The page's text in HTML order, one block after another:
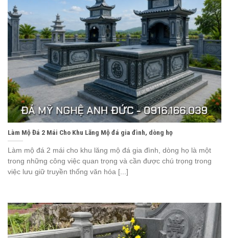
Làm Mộ Đá 2 Mái Cho Khu Lăng Mộ đá gia đình, dòng họ
Làm mộ đá 2 mái cho khu lăng mộ đá gia đình, dòng họ là một
trong những công việc quan trọng và cần được chú trọng trong
việc lưu giữ truyền thống văn hóa [...]